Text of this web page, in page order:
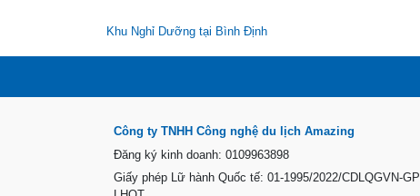
Khu Nghỉ Dưỡng tại Bình Định
Công ty TNHH Công nghệ du lịch Amazing
Đăng ký kinh doanh: 0109963898
Giấy phép Lữ hành Quốc tế: 01-1995/2022/CDLQGVN-GP